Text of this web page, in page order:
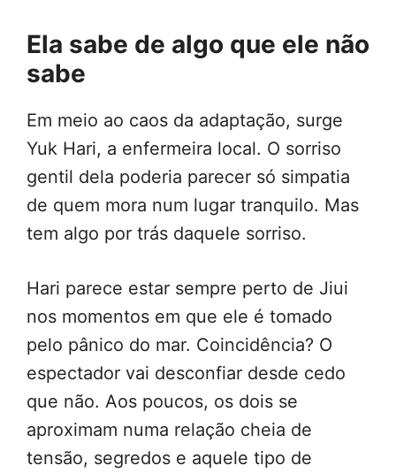
Ela sabe de algo que ele não
sabe
Em meio ao caos da adaptação, surge
Yuk Hari, a enfermeira local. O sorriso
gentil dela poderia parecer só simpatia
de quem mora num lugar tranquilo. Mas
tem algo por trás daquele sorriso.
Hari parece estar sempre perto de Jiui
nos momentos em que ele é tomado
pelo pânico do mar. Coincidência? O
espectador vai desconfiar desde cedo
que não. Aos poucos, os dois se
aproximam numa relação cheia de
tensão, segredos e aquele tipo de